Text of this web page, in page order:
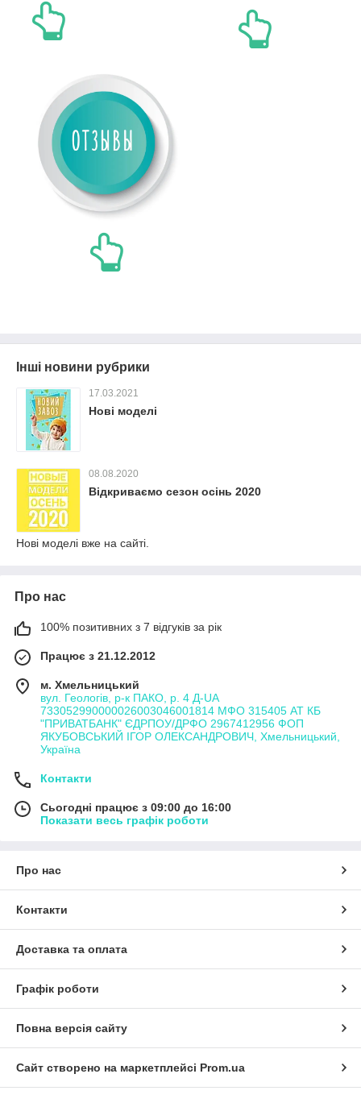
Інші новини рубрики
17.03.2021
Нові моделі
08.08.2020
Відкриваємо сезон осінь 2020
Нові моделі вже на сайті.
Про нас
100% позитивних з 7 відгуків за рік
Працює з 21.12.2012
м. Хмельницький
вул. Геологів, р-к ПАКО, р. 4 Д-UA
733052990000026003046001814 МФО 315405 АТ КБ
"ПРИВАТБАНК" ЄДРПОУ/ДРФО 2967412956 ФОП
ЯКУБОВСЬКИЙ ІГОР ОЛЕКСАНДРОВИЧ, Хмельницький,
Україна
Контакти
Сьогодні працює з 09:00 до 16:00
Показати весь графік роботи
Про нас
Контакти
Доставка та оплата
Графік роботи
Повна версія сайту
Сайт створено на маркетплейсі Prom.ua